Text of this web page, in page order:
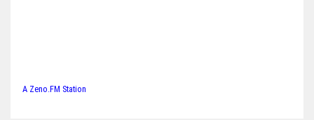
A Zeno.FM Station